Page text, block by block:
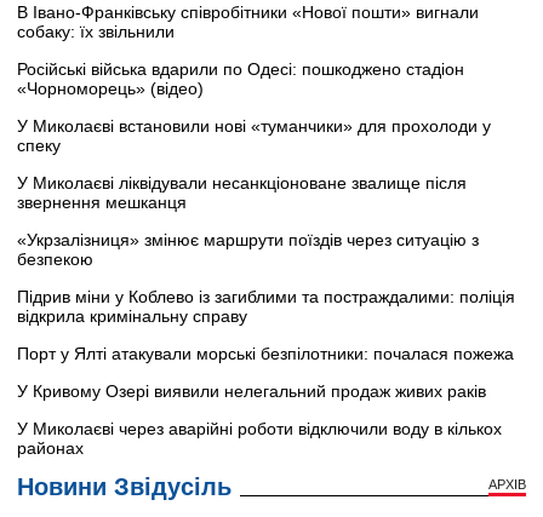
В Івано-Франківську співробітники «Нової пошти» вигнали
собаку: їх звільнили
Російські війська вдарили по Одесі: пошкоджено стадіон
«Чорноморець» (відео)
У Миколаєві встановили нові «туманчики» для прохолоди у
спеку
У Миколаєві ліквідували несанкціоноване звалище після
звернення мешканця
«Укрзалізниця» змінює маршрути поїздів через ситуацію з
безпекою
Підрив міни у Коблево із загиблими та постраждалими: поліція
відкрила кримінальну справу
Порт у Ялті атакували морські безпілотники: почалася пожежа
У Кривому Озері виявили нелегальний продаж живих раків
У Миколаєві через аварійні роботи відключили воду в кількох
районах
Новини Звідусіль АРХІВ